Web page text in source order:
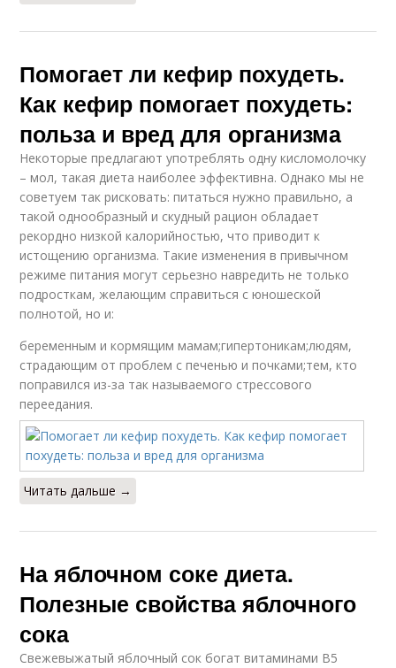
Помогает ли кефир похудеть.
Как кефир помогает похудеть:
польза и вред для организма
Некоторые предлагают употреблять одну кисломолочку
– мол, такая диета наиболее эффективна. Однако мы не
советуем так рисковать: питаться нужно правильно, а
такой однообразный и скудный рацион обладает
рекордно низкой калорийностью, что приводит к
истощению организма. Такие изменения в привычном
режиме питания могут серьезно навредить не только
подросткам, желающим справиться с юношеской
полнотой, но и:
беременным и кормящим мамам;гипертоникам;людям,
страдающим от проблем с печенью и почками;тем, кто
поправился из-за так называемого стрессового
переедания.
Читать дальше →
На яблочном соке диета.
Полезные свойства яблочного
сока
Свежевыжатый яблочный сок богат витаминами В5